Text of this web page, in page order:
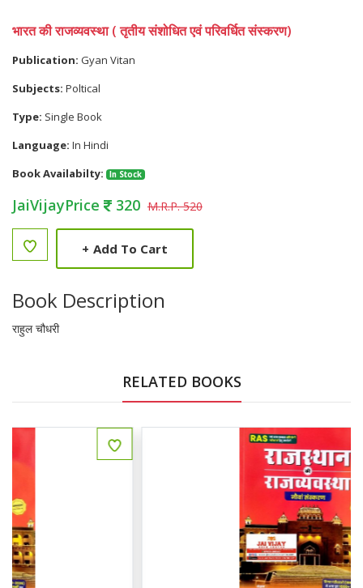
भारत की राजव्यवस्था ( तृतीय संशोधित एवं परिवर्धित संस्करण)
Publication: Gyan Vitan
Subjects: Poltical
Type: Single Book
Language: In Hindi
Book Availabilty:
In Stock
JaiVijayPrice 320 M.R.P. 520
+ Add To Cart
Book Description
राहुल चौधरी
RELATED BOOKS